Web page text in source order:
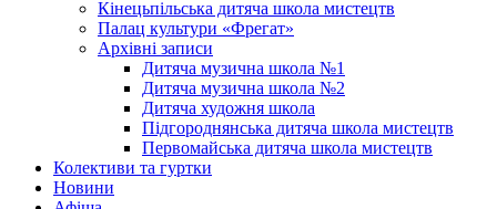
Кінецьпільська дитяча школа мистецтв
Палац культури «Фрегат»
Архівні записи
Дитяча музична школа №1
Дитяча музична школа №2
Дитяча художня школа
Підгороднянська дитяча школа мистецтв
Первомайська дитяча школа мистецтв
Колективи та гуртки
Новини